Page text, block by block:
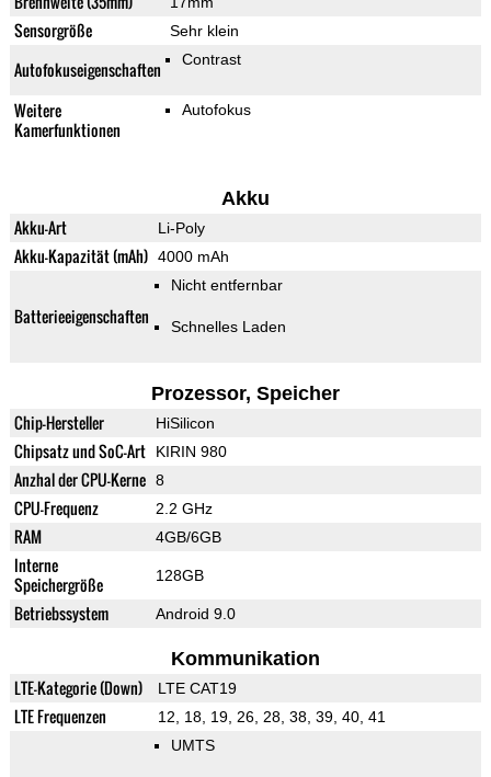
Sensorgröße Sehr klein
Autofokuseigenschaften Contrast
Weitere
Kamerfunktionen
Autofokus
Akku
Akku-Art Li-Poly
Akku-Kapazität (mAh) 4000 mAh
Batterieeigenschaften
Nicht entfernbar
Schnelles Laden
Prozessor, Speicher
Chip-Hersteller HiSilicon
Chipsatz und SoC-Art KIRIN 980
Anzhal der CPU-Kerne 8
CPU-Frequenz 2.2 GHz
RAM 4GB/6GB
Interne
Speichergröße
128GB
Betriebssystem Android 9.0
Kommunikation
LTE-Kategorie (Down) LTE CAT19
LTE Frequenzen 12, 18, 19, 26, 28, 38, 39, 40, 41
UMTS